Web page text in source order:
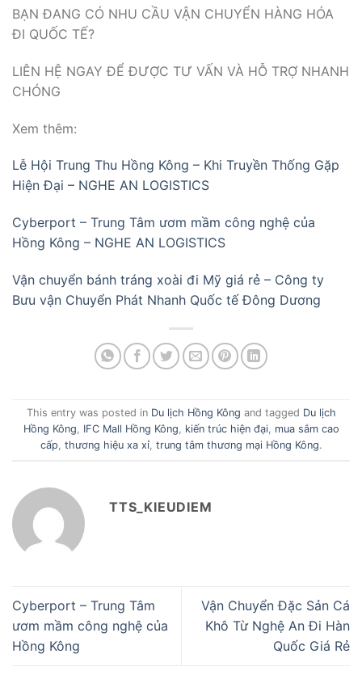
BẠN ĐANG CÓ NHU CẦU VẬN CHUYỂN HÀNG HÓA
ĐI QUỐC TẾ?
LIÊN HỆ NGAY ĐỂ ĐƯỢC TƯ VẤN VÀ HỖ TRỢ NHANH
CHÓNG
Xem thêm:
Lễ Hội Trung Thu Hồng Kông – Khi Truyền Thống Gặp
Hiện Đại – NGHE AN LOGISTICS
Cyberport – Trung Tâm ươm mầm công nghệ của
Hồng Kông – NGHE AN LOGISTICS
Vận chuyển bánh tráng xoài đi Mỹ giá rẻ – Công ty
Bưu vận Chuyển Phát Nhanh Quốc tế Đông Dương
This entry was posted in Du lịch Hồng Kông and tagged Du lịch
Hồng Kông, IFC Mall Hồng Kông, kiến trúc hiện đại, mua sắm cao
cấp, thương hiệu xa xỉ, trung tâm thương mại Hồng Kông.
TTS_KIEUDIEM
Cyberport – Trung Tâm
ươm mầm công nghệ của
Hồng Kông
Vận Chuyển Đặc Sản Cá
Khô Từ Nghệ An Đi Hàn
Quốc Giá Rẻ